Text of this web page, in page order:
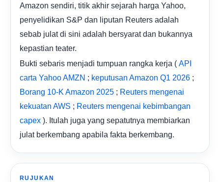
Amazon sendiri, titik akhir sejarah harga Yahoo,
penyelidikan S&P dan liputan Reuters adalah
sebab julat di sini adalah bersyarat dan bukannya
kepastian teater.
Bukti sebaris menjadi tumpuan rangka kerja ( API
carta Yahoo AMZN ; keputusan Amazon Q1 2026 ;
Borang 10-K Amazon 2025 ; Reuters mengenai
kekuatan AWS ; Reuters mengenai kebimbangan
capex ). Itulah juga yang sepatutnya membiarkan
julat berkembang apabila fakta berkembang.
RUJUKAN